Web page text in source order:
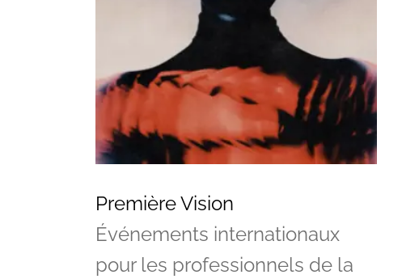
Première Vision
Événements internationaux
pour les professionnels de la